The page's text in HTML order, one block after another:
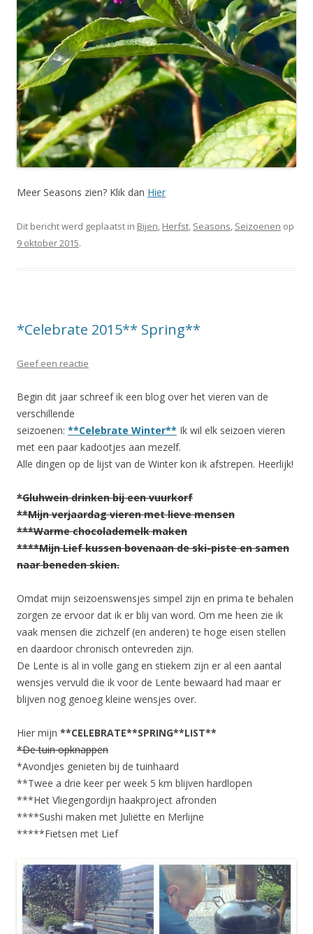
Meer Seasons zien? Klik dan Hier
Dit bericht werd geplaatst in Bijen, Herfst, Seasons, Seizoenen op
9 oktober 2015.
*Celebrate 2015** Spring**
Geef een reactie
Begin dit jaar schreef ik een blog over het vieren van de
verschillende
seizoenen: **Celebrate Winter** Ik wil elk seizoen vieren
met een paar kadootjes aan mezelf.
Alle dingen op de lijst van de Winter kon ik afstrepen. Heerlijk!
*Gluhwein drinken bij een vuurkorf
**Mijn verjaardag vieren met lieve mensen
***Warme chocolademelk maken
****Mijn Lief kussen bovenaan de ski-piste en samen
naar beneden skien.
Omdat mijn seizoenswensjes simpel zijn en prima te behalen
zorgen ze ervoor dat ik er blij van word. Om me heen zie ik
vaak mensen die zichzelf (en anderen) te hoge eisen stellen
en daardoor chronisch ontevreden zijn.
De Lente is al in volle gang en stiekem zijn er al een aantal
wensjes vervuld die ik voor de Lente bewaard had maar er
blijven nog genoeg kleine wensjes over.
Hier mijn **CELEBRATE**SPRING**LIST**
*De tuin opknappen
*Avondjes genieten bij de tuinhaard
**Twee a drie keer per week 5 km blijven hardlopen
***Het Vliegengordijn haakproject afronden
****Sushi maken met Juliëtte en Merlijne
*****Fietsen met Lief